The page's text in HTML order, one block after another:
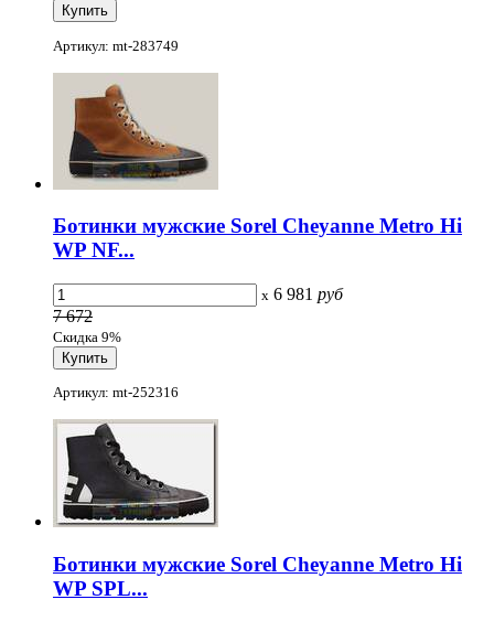
Артикул: mt-283749
Ботинки мужские Sorel Cheyanne Metro Hi
WP NF...
x 6 981 руб
7 672
Скидка 9%
Артикул: mt-252316
Ботинки мужские Sorel Cheyanne Metro Hi
WP SPL...